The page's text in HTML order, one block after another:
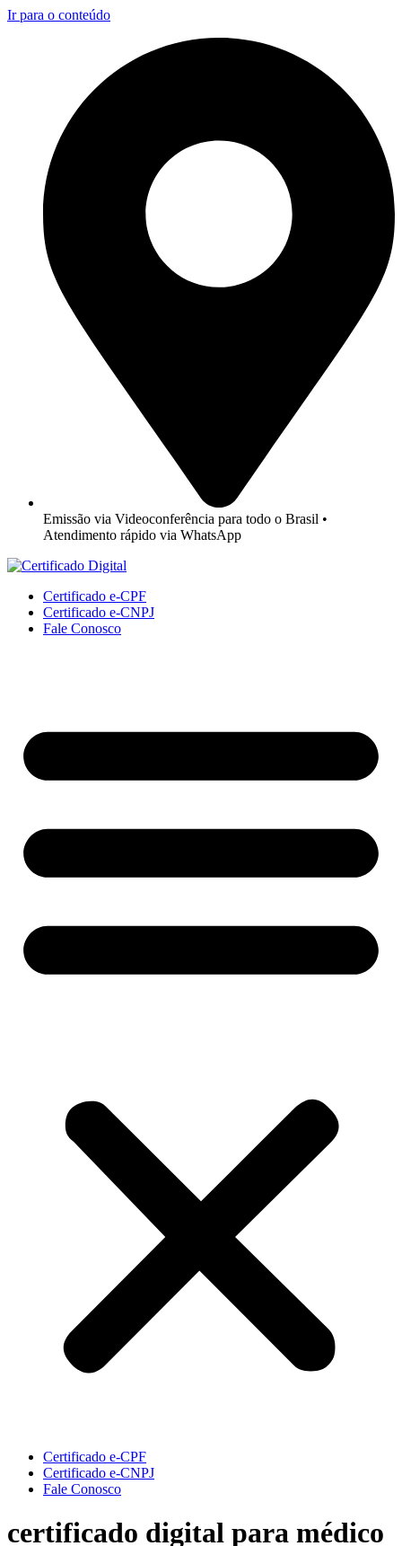
Ir para o conteúdo
Emissão via Videoconferência para todo o Brasil •
Atendimento rápido via WhatsApp
Certificado e-CPF
Certificado e-CNPJ
Fale Conosco
Certificado e-CPF
Certificado e-CNPJ
Fale Conosco
certificado digital para médico